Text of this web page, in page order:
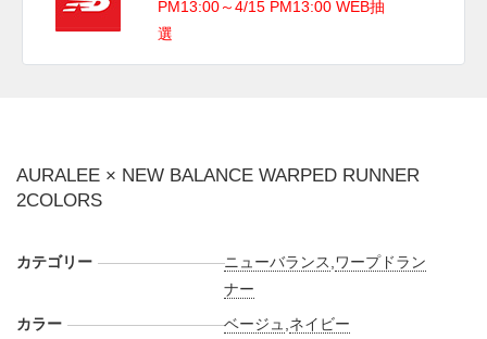
PM13:00～4/15 PM13:00 WEB抽
選
AURALEE × NEW BALANCE WARPED RUNNER
2COLORS
カテゴリー ニューバランス ワープドラン
ナー
カラー
ベージュ ネイビー